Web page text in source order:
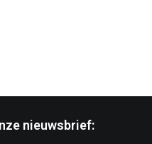
nieuwsbrief: